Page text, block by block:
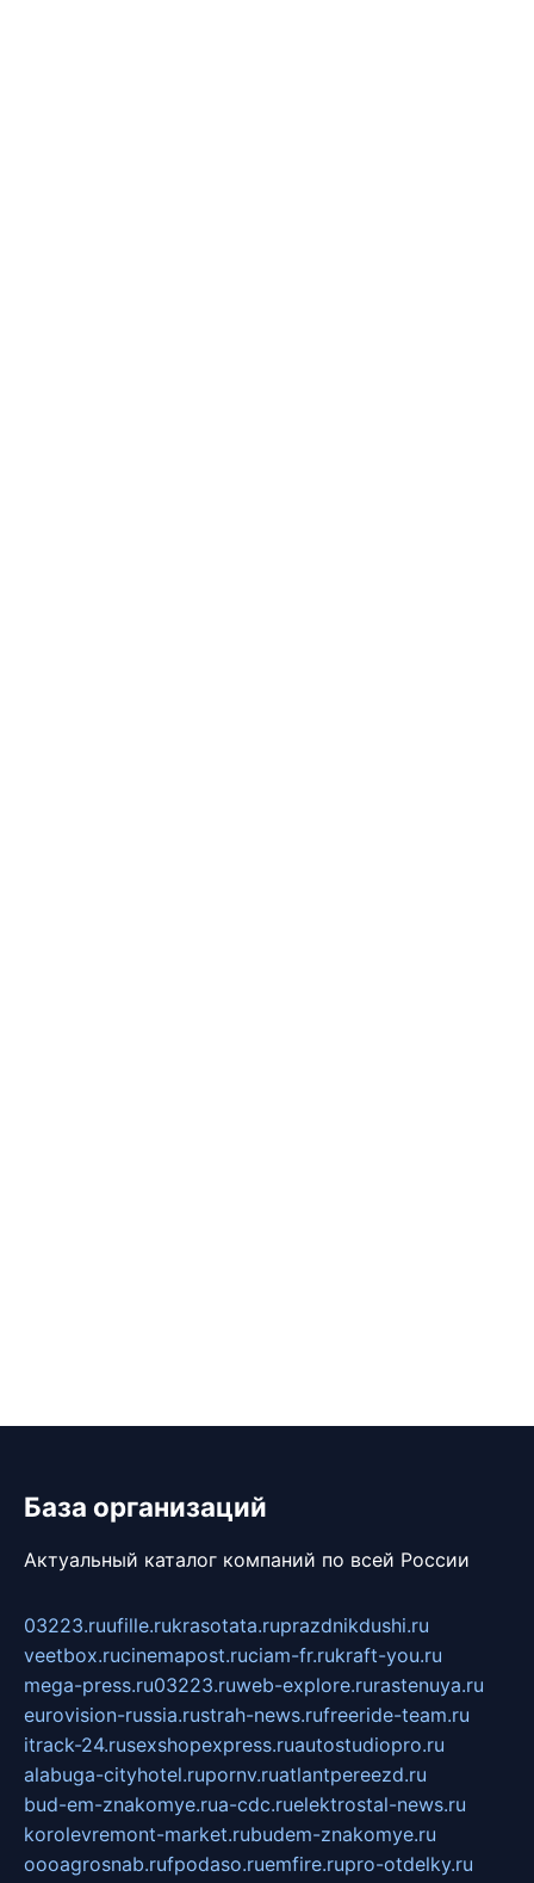
База организаций
Актуальный каталог компаний по всей России
03223.ruufille.rukrasotata.ruprazdnikdushi.ru
veetbox.rucinemapost.ruciam-fr.rukraft-you.ru
mega-press.ru03223.ruweb-explore.rurastenuya.ru
eurovision-russia.rustrah-news.rufreeride-team.ru
itrack-24.rusexshopexpress.ruautostudiopro.ru
alabuga-cityhotel.rupornv.ruatlantpereezd.ru
bud-em-znakomye.rua-cdc.ruelektrostal-news.ru
korolevremont-market.rubudem-znakomye.ru
oooagrosnab.rufpodaso.ruemfire.rupro-otdelky.ru